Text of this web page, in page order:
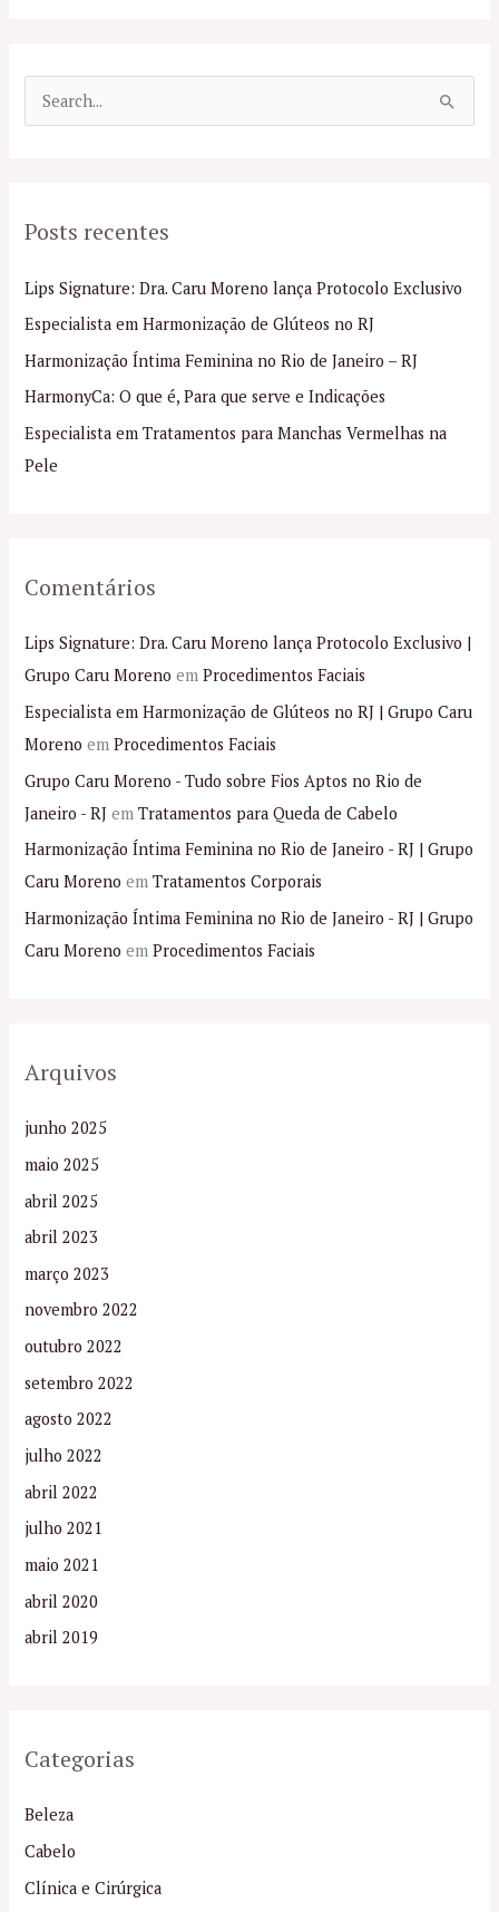
u
s
a
r
p
o
r
Posts recentes
Lips Signature: Dra. Caru Moreno lança Protocolo Exclusivo
Especialista em Harmonização de Glúteos no RJ
Harmonização Íntima Feminina no Rio de Janeiro – RJ
HarmonyCa: O que é, Para que serve e Indicações
Especialista em Tratamentos para Manchas Vermelhas na
Pele
Comentários
Lips Signature: Dra. Caru Moreno lança Protocolo Exclusivo |
Grupo Caru Moreno emProcedimentos Faciais
Especialista em Harmonização de Glúteos no RJ | Grupo Caru
Moreno emProcedimentos Faciais
Grupo Caru Moreno - Tudo sobre Fios Aptos no Rio de
Janeiro - RJ emTratamentos para Queda de Cabelo
Harmonização Íntima Feminina no Rio de Janeiro - RJ | Grupo
Caru Moreno emTratamentos Corporais
Harmonização Íntima Feminina no Rio de Janeiro - RJ | Grupo
Caru Moreno emProcedimentos Faciais
Arquivos
junho 2025
maio 2025
abril 2025
abril 2023
março 2023
novembro 2022
outubro 2022
setembro 2022
agosto 2022
julho 2022
abril 2022
julho 2021
maio 2021
abril 2020
abril 2019
Categorias
Beleza
Cabelo
Clínica e Cirúrgica